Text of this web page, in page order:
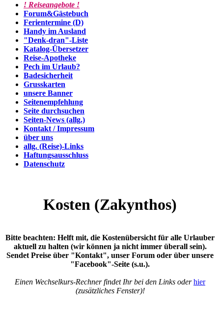
! Reiseangebote !
Forum&Gästebuch
Ferientermine (D)
Handy im Ausland
"Denk-dran"-Liste
Katalog-Übersetzer
Reise-Apotheke
Pech im Urlaub?
Badesicherheit
Grusskarten
unsere Banner
Seitenempfehlung
Seite durchsuchen
Seiten-News (allg.)
Kontakt / Impressum
über uns
allg. (Reise)-Links
Haftungsausschluss
Datenschutz
Kosten (Zakynthos)
Bitte beachten: Helft mit, die Kostenübersicht für alle Urlauber
aktuell zu halten (wir können ja nicht immer überall sein).
Sendet Preise über "Kontakt", unser Forum oder über unsere
"Facebook"-Seite (s.u.).
Einen Wechselkurs-Rechner findet Ihr bei den Links oder hier
(zusätzliches Fenster)!